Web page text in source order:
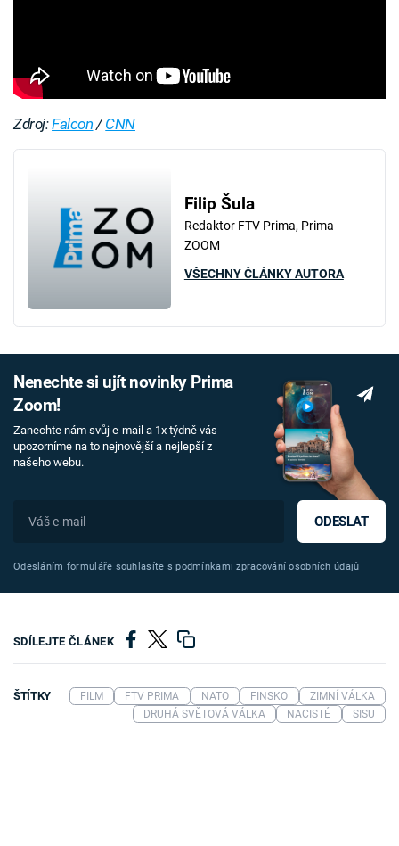
Zdroj:Falcon /CNN
Filip Šula
Redaktor FTV Prima, Prima
ZOOM
VŠECHNY ČLÁNKY AUTORA
Nenechte si ujít novinky Prima
Zoom!
Zanechte nám svůj e-mail a 1x týdně vás
upozorníme na to nejnovější a nejlepší z
našeho webu.
ODESLAT
Odesláním formuláře souhlasíte spodmínkami zpracování osobních údajů
SDÍLEJTE ČLÁNEK
ŠTÍTKY FILM FTV PRIMA NATO FINSKO
ZIMNÍ VÁLKA
DRUHÁ SVĚTOVÁ VÁLKA
NACISTÉ SISU